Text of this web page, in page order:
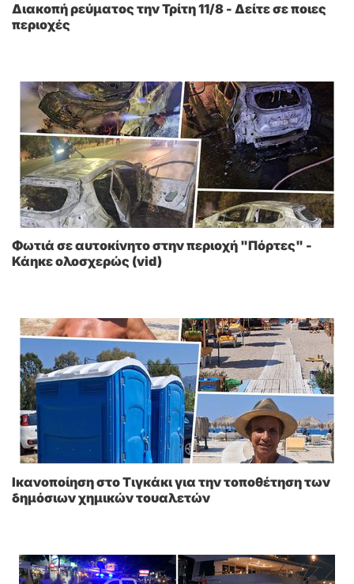
Διακοπή ρεύματος την Τρίτη 11/8 - Δείτε σε ποιες
περιοχές
Φωτιά σε αυτοκίνητο στην περιοχή "Πόρτες" -
Κάηκε ολοσχερώς (vid)
Ικανοποίηση στο Τιγκάκι για την τοποθέτηση των
δημόσιων χημικών τουαλετών